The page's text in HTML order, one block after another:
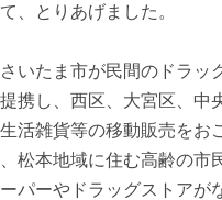
、とりあげました。
いたま市が民間のドラッ
携し、西区、大宮区、中
活雑貨等の移動販売をお
松本地域に住む高齢の市
パーやドラッグストアが